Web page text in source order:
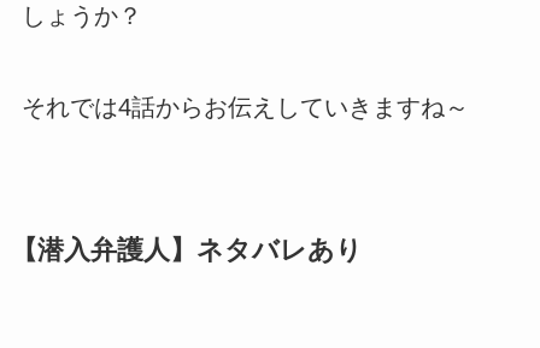
しょうか？
それでは4話からお伝えしていきますね～
【潜入弁護人】ネタバレあり